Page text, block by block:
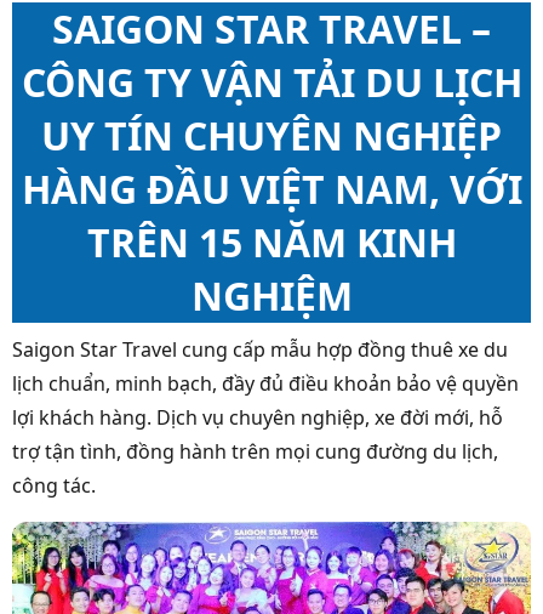
SAIGON STAR TRAVEL –
CÔNG TY VẬN TẢI DU LỊCH
UY TÍN CHUYÊN NGHIỆP
HÀNG ĐẦU VIỆT NAM, VỚI
TRÊN 15 NĂM KINH
NGHIỆM
Saigon Star Travel cung cấp mẫu hợp đồng thuê xe du
lịch chuẩn, minh bạch, đầy đủ điều khoản bảo vệ quyền
lợi khách hàng. Dịch vụ chuyên nghiệp, xe đời mới, hỗ
trợ tận tình, đồng hành trên mọi cung đường du lịch,
công tác.